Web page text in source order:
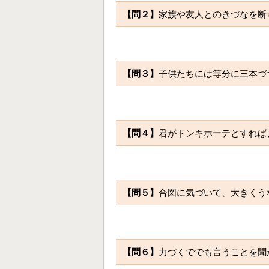
【問２】 家族や友人とのきづなを
【問３】 子供たちには等分に三本
【問４】 君がドンキホーテとすれ
【問５】 合図に気づいて、大きく
【問６】 力づくででも言うことを